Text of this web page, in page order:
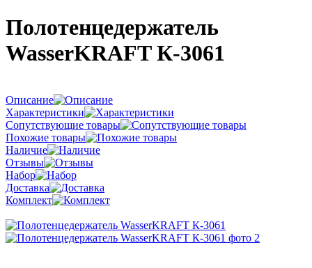
Полотенцедержатель
WasserKRAFT К-3061
Описание
Характеристики
Сопутствующие товары
Похожие товары
Наличие
Отзывы
Набор
Доставка
Комплект